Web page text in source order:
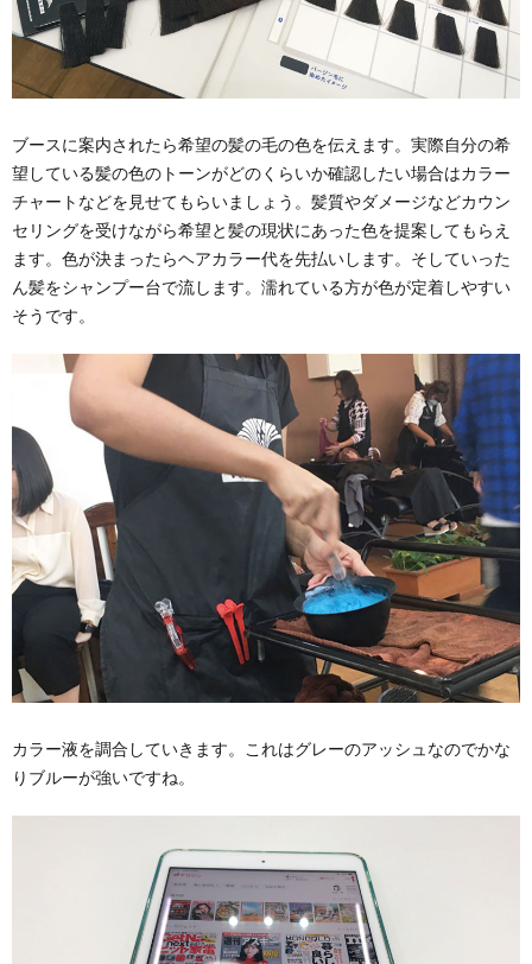
ブースに案内されたら希望の髪の毛の色を伝えます。実際自分の希
望している髪の色のトーンがどのくらいか確認したい場合はカラー
チャートなどを見せてもらいましょう。髪質やダメージなどカウン
セリングを受けながら希望と髪の現状にあった色を提案してもらえ
ます。色が決まったらヘアカラー代を先払いします。そしていった
ん髪をシャンプー台で流します。濡れている方が色が定着しやすい
そうです。
カラー液を調合していきます。これはグレーのアッシュなのでかな
りブルーが強いですね。